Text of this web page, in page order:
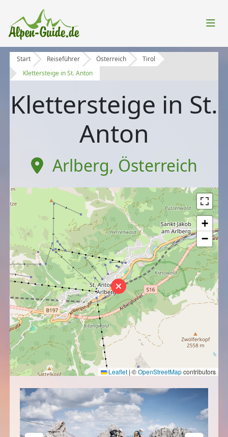
Start Reiseführer Österreich
Tirol
Klettersteige in St. Anton
Klettersteige in St.
Anton
Arlberg, Österreich
+
−
Leaflet |©OpenStreetMapcontributors